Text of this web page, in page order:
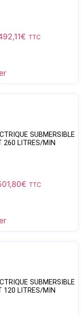
€ TTC
SUBMERSIBLE
260 LITRES/MIN
€ TTC
SUBMERSIBLE
120 LITRES/MIN